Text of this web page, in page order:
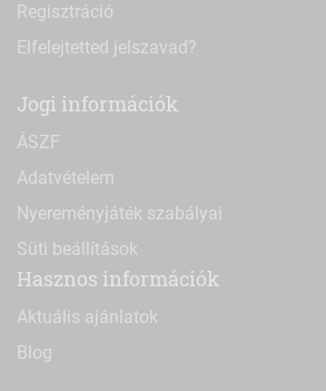
Regisztráció
Elfelejtetted jelszavad?
Jogi információk
ÁSZF
Adatvételem
Nyereményjáték szabályai
Süti beállítások
Hasznos információk
Aktuális ajánlatok
Blog